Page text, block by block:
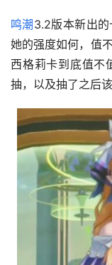
鸣潮 3.2版本新出
她的强度如何，值
西格莉卡到底值不
抽，以及抽了之后